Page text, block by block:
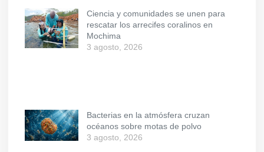
Ciencia y comunidades se unen para
rescatar los arrecifes coralinos en
Mochima
3 agosto, 2026
Bacterias en la atmósfera cruzan
océanos sobre motas de polvo
3 agosto, 2026